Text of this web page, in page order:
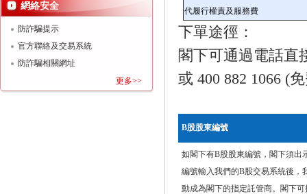
網絡安全
防詐騙提示
官方聯絡及交易系統
防詐騙相關網址
更多>>
代履行權責及服務費
下單途徑：
閣下可通過電話直
或 400 882 1066 (
B股股東編號
如閣下有B股股東編號，閣下須出
編號輸入我們的B股交易系統後，
動成為閣下的指定託管商。閣下